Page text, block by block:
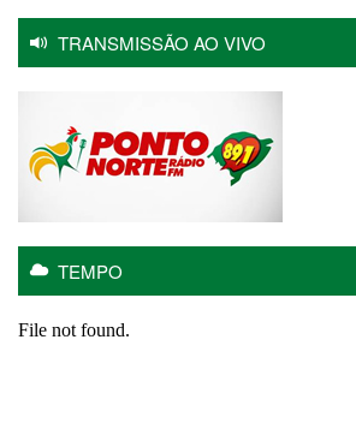
TRANSMISSÃO AO VIVO
TEMPO